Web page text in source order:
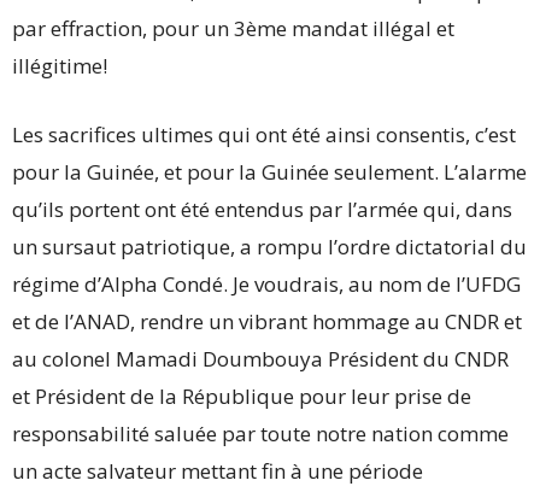
par effraction, pour un 3ème mandat illégal et
illégitime!
Les sacrifices ultimes qui ont été ainsi consentis, c’est
pour la Guinée, et pour la Guinée seulement. L’alarme
qu’ils portent ont été entendus par l’armée qui, dans
un sursaut patriotique, a rompu l’ordre dictatorial du
régime d’Alpha Condé. Je voudrais, au nom de l’UFDG
et de l’ANAD, rendre un vibrant hommage au CNDR et
au colonel Mamadi Doumbouya Président du CNDR
et Président de la République pour leur prise de
responsabilité saluée par toute notre nation comme
un acte salvateur mettant fin à une période